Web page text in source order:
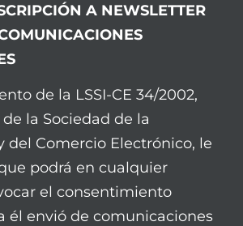
A NEWSLETTER
de la LSSI-CE 34/2002,
de la Sociedad de la
del Comercio Electrónico, le
podrá en cualquier
el consentimiento
él envió de comunicaciones